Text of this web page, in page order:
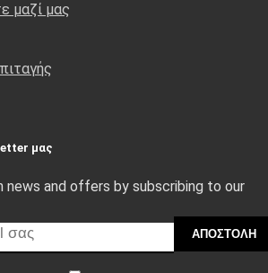
μαζί μας
μας
and offers by subscribing to our
ΑΠΟΣΤΟΛΉ